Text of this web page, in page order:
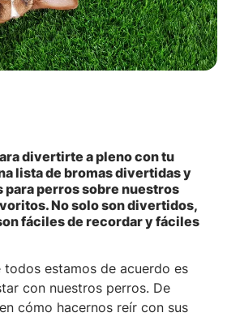
divertirte a pleno con tu
lista de bromas divertidas y
para perros sobre nuestros
No solo son divertidos,
fáciles de recordar y fáciles
todos estamos de acuerdo es
con nuestros perros. De
cómo hacernos reír con sus